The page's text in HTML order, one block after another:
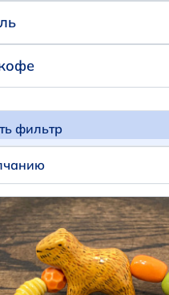
Написать нам в
+7 (925) 294-91-
,
+7 (926) 702-09-
фильтр